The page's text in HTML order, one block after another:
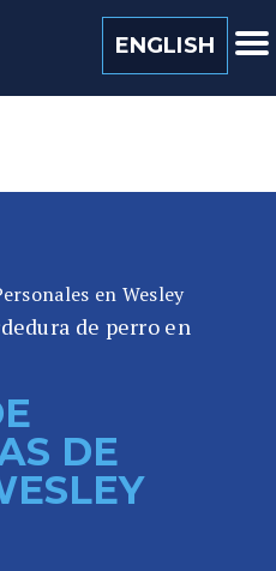
ENGLISH
0022
en Wesley
de perro en
DE